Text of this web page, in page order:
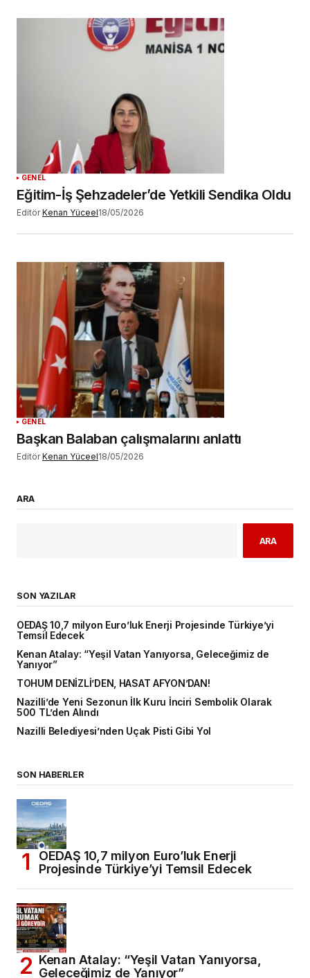
GENEL
Eğitim-İş Şehzadeler’de Yetkili Sendika Oldu
Editör Kenan Yüceel18/05/2026
GENEL
Başkan Balaban çalışmalarını anlattı
Editör Kenan Yüceel18/05/2026
ARA
ARA
SON YAZILAR
OEDAŞ 10,7 milyon Euro’luk Enerji Projesinde Türkiye’yi
Temsil Edecek
Kenan Atalay: “Yeşil Vatan Yanıyorsa, Geleceğimiz de
Yanıyor”
TOHUM DENİZLİ’DEN, HASAT AFYON’DAN!
Nazilli’de Yeni Sezonun İlk Kuru İnciri Sembolik Olarak
500 TL’den Alındı
Nazilli Belediyesi’nden Uçak Pisti Gibi Yol
SON HABERLER
OEDAŞ 10,7 milyon Euro’luk Enerji
Projesinde Türkiye’yi Temsil Edecek
Kenan Atalay: “Yeşil Vatan Yanıyorsa,
Geleceğimiz de Yanıyor”